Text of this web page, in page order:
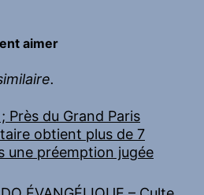
aimer
Près du Grand Paris
obtient plus de 7
une préemption jugée